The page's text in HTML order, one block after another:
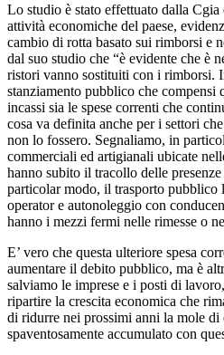
Lo studio è stato effettuato dalla Cgia
attività economiche del paese,
cambio di rotta basato sui rimborsi e
dal suo studio che “è evidente che è
ristori vanno sostituiti con i rimborsi.
stanziamento pubblico che compensi
incassi sia le spese correnti che
cosa va definita anche per i settori
non lo fossero. Segnaliamo, in
commerciali ed artigianali ubicate
hanno subito il tracollo delle
particolar modo, il trasporto pubblico
operator e autonoleggio con
hanno i mezzi fermi nelle rimesse o
E’ vero che questa ulteriore spesa
aumentare il debito pubblico, ma è
salviamo le imprese e i posti di
ripartire la crescita economica che
di ridurre nei prossimi anni la mole
spaventosamente accumulato con